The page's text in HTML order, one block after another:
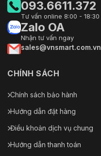
093.6611.372
Tư vấn online 8:00 - 18:30
Zalo OA
Nhận tư vấn ngay
sales@vnsmart.com.vn
CHÍNH SÁCH
Chính sách bảo hành
Hướng dẫn đặt hàng
Điều khoản dịch vụ chung
Hướng dẫn thanh toán